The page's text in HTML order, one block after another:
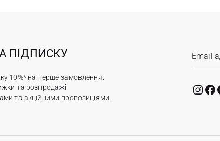
ПІДПИСКУ
10%* на перше замовлення.
та розпродажі.
та акційними пропозиціями.